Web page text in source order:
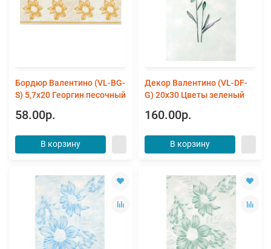
Бордюр Валентино (VL-BG-
S) 5,7x20 Георгин песочный
58.00р.
В корзину
Декор Валентино (VL-DF-
G) 20x30 Цветы зеленый
160.00р.
В корзину